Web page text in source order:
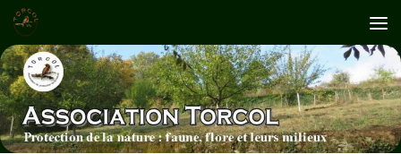
Skip to content